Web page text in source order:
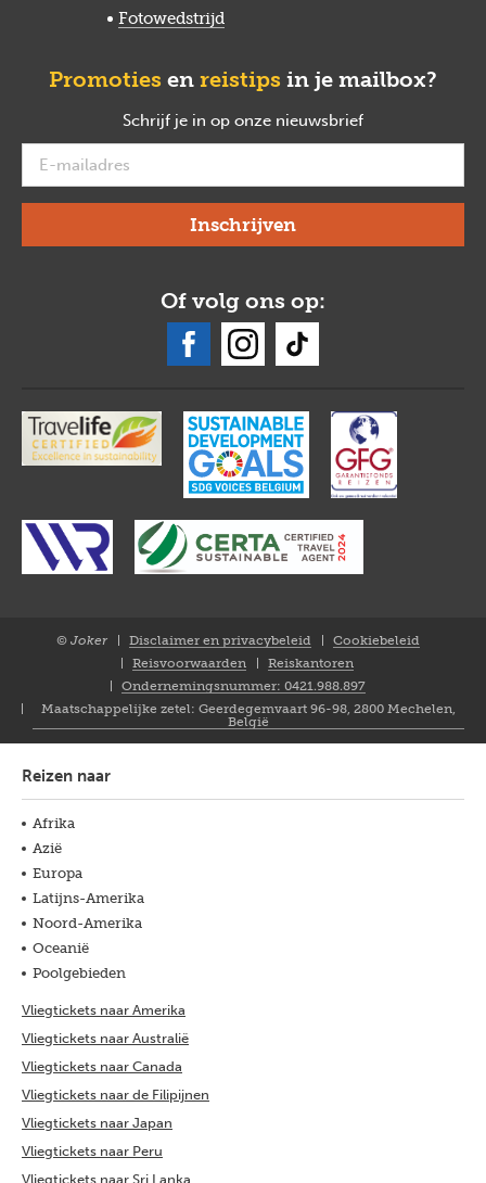
Fotowedstrijd
Promoties en reistips in je mailbox?
Schrijf je in op onze nieuwsbrief
Of volg ons op:
© Joker
Disclaimer en privacybeleid
Cookiebeleid
Reisvoorwaarden
Reiskantoren
Ondernemingsnummer: 0421.988.897
Maatschappelijke zetel: Geerdegemvaart 96-98, 2800 Mechelen,
België
Reizen naar
Afrika
Azië
Europa
Latijns-Amerika
Noord-Amerika
Oceanië
Poolgebieden
Vliegtickets naar Amerika
Vliegtickets naar Australië
Vliegtickets naar Canada
Vliegtickets naar de Filipijnen
Vliegtickets naar Japan
Vliegtickets naar Peru
Vliegtickets naar Sri Lanka